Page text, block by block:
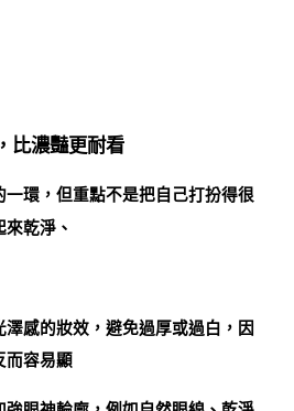
比濃豔更耐看
環，但重點不是把自己打扮得很
乾淨、
感的妝效，避免過厚或過白，因
而容易顯